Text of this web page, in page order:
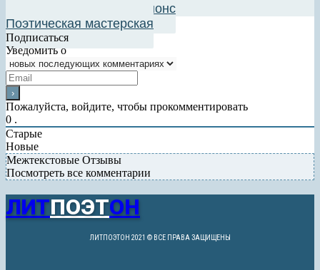
Добавить в авторский анонс
Поэтическая мастерская
Подписаться
Уведомить о
Пожалуйста, войдите, чтобы прокомментировать
0 .
Старые
Новые
Межтекстовые Отзывы
Посмотреть все комментарии
ЛИТПОЭТОН
ЛИТПОЭТОН 2021 © ВСЕ ПРАВА ЗАЩИЩЕНЫ